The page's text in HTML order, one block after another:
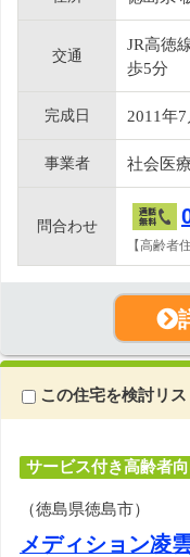
交通
JR高徳
歩5分
完成日 2011年7
事業者 社会医
問合わせ
【高齢者
この住宅を検討リス
サービス付き高齢者
（徳島県徳島市）
メディション凌